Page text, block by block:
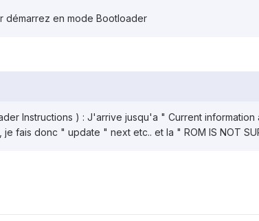
démarrez en mode Bootloader
Instructions ) : J'arrive jusqu'a " Current
fais donc " update " next etc.. et la " ROM IS NOT